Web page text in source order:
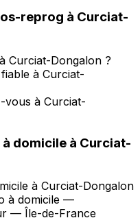
reprog à Curciat-
Curciat-Dongalon ?
à Curciat-
vous à Curciat-
domicile à Curciat-
à Curciat-Dongalon
à domicile —
— Île-de-France